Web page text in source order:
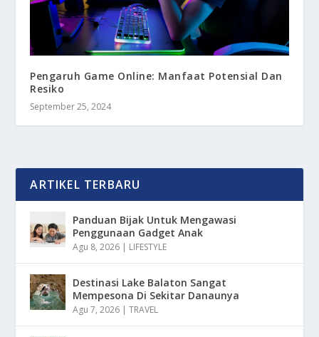
Pengaruh Game Online: Manfaat Potensial Dan
Resiko
September 25, 2024
ARTIKEL TERBARU
Panduan Bijak Untuk Mengawasi
Penggunaan Gadget Anak
Agu 8, 2026 | LIFESTYLE
Destinasi Lake Balaton Sangat
Mempesona Di Sekitar Danaunya
Agu 7, 2026 |TRAVEL